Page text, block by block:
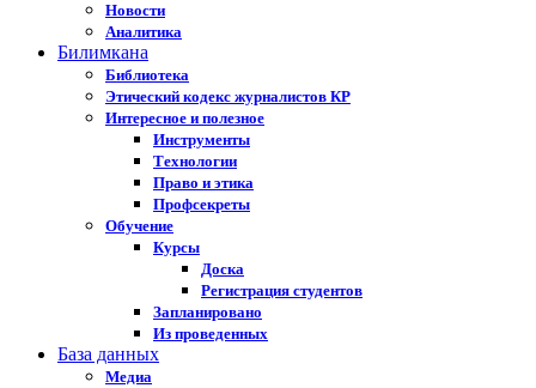
Новости
Аналитика
Билимкана
Библиотека
Этический кодекс журналистов КР
Интересное и полезное
Инструменты
Технологии
Право и этика
Профсекреты
Обучение
Курсы
Доска
Регистрация студентов
Запланировано
Из проведенных
База данных
Медиа